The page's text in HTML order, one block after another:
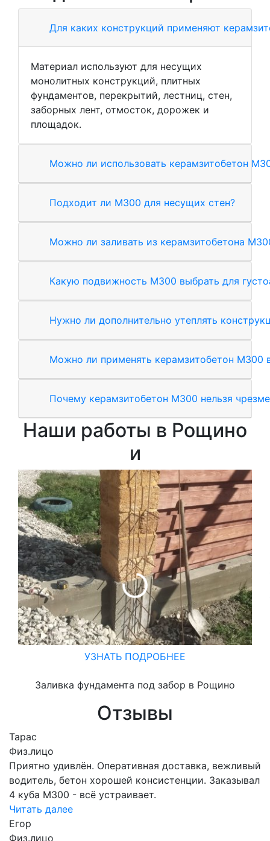
Для каких конструкций применяют
Материал используют для несущих
монолитных конструкций, плитных
фундаментов, перекрытий, лестниц, стен,
заборных лент, отмосток, дорожек и
площадок.
Можно ли использовать керамзитобетон
Подходит ли М300 для несущих стен?
Можно ли заливать из керамзитобетона
Какую подвижность М300 выбрать для
Нужно ли дополнительно утеплять
Можно ли применять керамзитобетон М300
Почему керамзитобетон М300 нельзя
Наши работы в Рощино
и
УЗНАТЬ ПОДРОБНЕЕ
Заливка фундамента под забор в Рощино
Отзывы
Тарас
Физ.лицо
Приятно удивлён. Оперативная доставка, вежливый
водитель, бетон хорошей консистенции. Заказывал
4 куба М300 - всё устраивает.
Читать далее
Егор
Физ.лицо